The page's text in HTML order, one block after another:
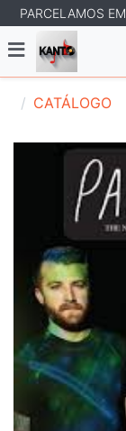
PARCELAMOS
CATÁLOGO